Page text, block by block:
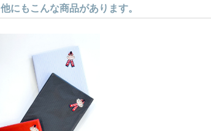
他にもこんな商品があります。